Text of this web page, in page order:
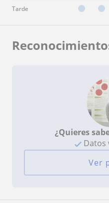
Tarde
¿Quieres
Datos
Ver